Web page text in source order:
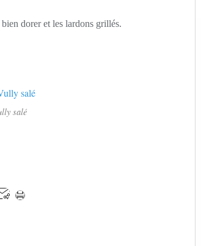
dorer et les lardons grillés.
salé